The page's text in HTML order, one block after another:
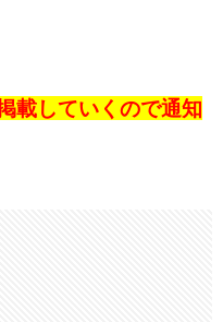
載していくので通知